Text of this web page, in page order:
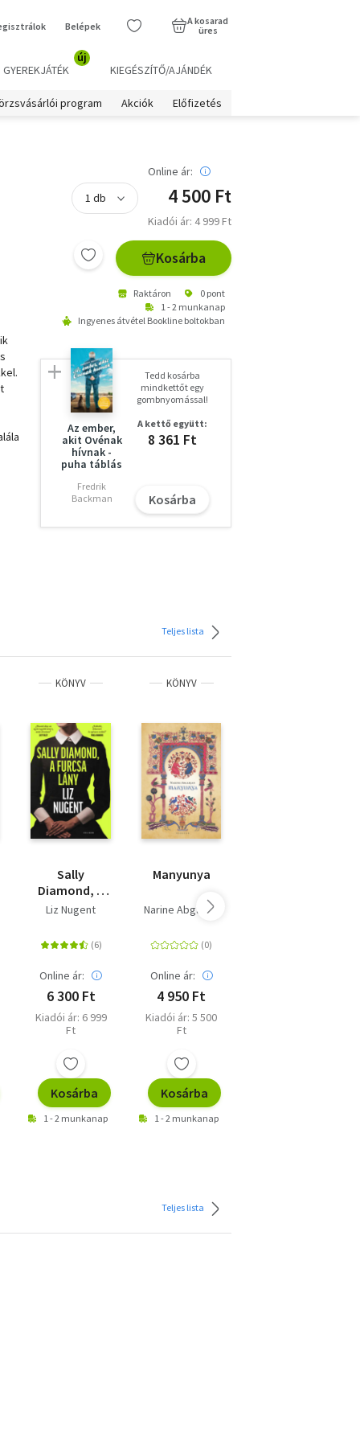
Belépek
A kosarad
üres
GYEREKJÁTÉK
új
KIEGÉSZÍTŐ/AJÁNDÉK
program Akciók Előfizetés
a
Online ár:
4 500 Ft
Kiadói ár: 4 999 Ft
Kosárba
Raktáron
0 pont
1 - 2 munkanap
Ingyenes átvétel Bookline boltokban
Az ember,
akit Ovénak
hívnak -
puha táblás
Fredrik
Backman
Tedd kosárba
mindkettőt egy
gombnyomással!
A kettő együtt:
8 361 Ft
Kosárba
Teljes lista
KÖNYV
Sally
Diamond, a
furcsa lány
Liz Nugent
Online ár:
6 300 Ft
Kiadói ár: 6 999
Ft
Kosárba
1 - 2 munkanap
KÖNYV
Manyunya
Narine Abgarjan
Online ár:
4 950 Ft
Kiadói ár: 5 500
Ft
Kosárba
1 - 2 munkanap
Teljes lista